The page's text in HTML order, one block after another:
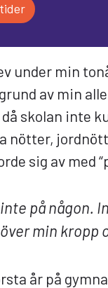
under min
av min
skolan inte
nötter,
sig av med
på någon.
min kropp
år på